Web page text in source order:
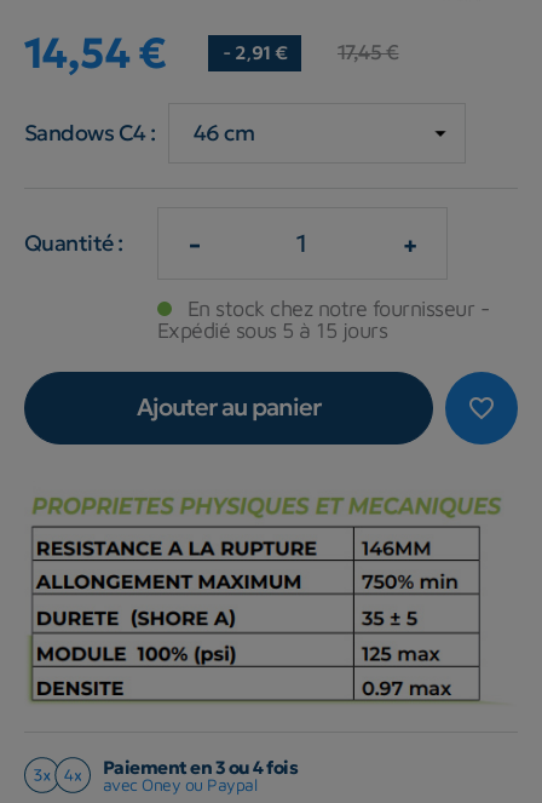
14,54 € - 2,91 € 17,45 €
Sandows C4 :
Quantité : - +
En stock chez notre fournisseur -
Expédié sous 5 à 15 jours
favorite_border
Ajouter au panier
Paiement en 3 ou 4 fois
avec Oney ou Paypal